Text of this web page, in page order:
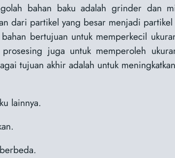
bahan baku adalah grinder dan
dari partikel yang besar menjadi
bertujuan untuk memperkecil
juga untuk memperoleh
tujuan akhir adalah untuk
lainnya.